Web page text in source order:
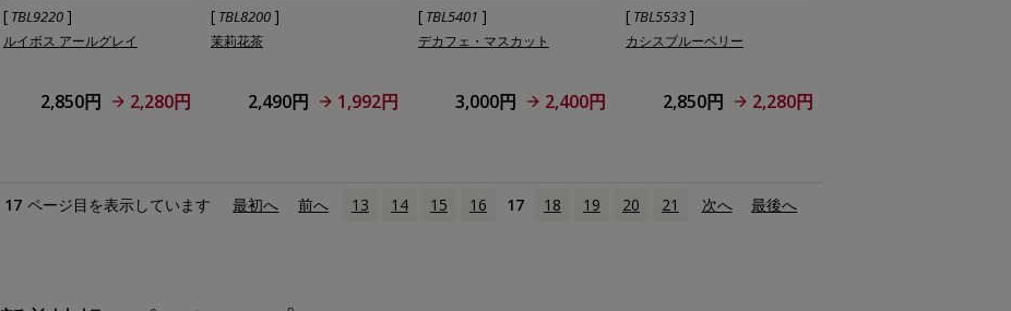
[ TBL9220 ]
ルイボス アールグレイ
2,850円 2,280円
[ TBL8200 ]
茉莉花茶
2,490円 1,992円
[ TBL5401 ]
デカフェ・マスカット
3,000円 2,400円
[ TBL5533 ]
カシスブルーベリー
2,850円 2,280円
17 ページ目を表示しています 最初へ 前へ 13 14 15 16 17 18 19 20 21 次へ 最後へ